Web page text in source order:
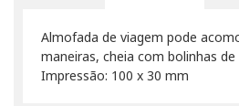
Almofada de viagem pode
maneiras, cheia com bolinhas
Impressão: 100 x 30 mm